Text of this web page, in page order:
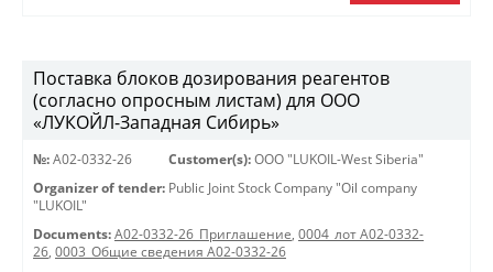
Поставка блоков дозирования реагентов
(согласно опросным листам) для ООО
«ЛУКОЙЛ-Западная Сибирь»
№: A02-0332-26 Customer(s): OOO "LUKOIL-West Siberia"
Organizer of tender: Public Joint Stock Company "Oil company
"LUKOIL"
Documents: A02-0332-26_Приглашение, 0004_лот А02-0332-
26, 0003_Общие сведения А02-0332-26